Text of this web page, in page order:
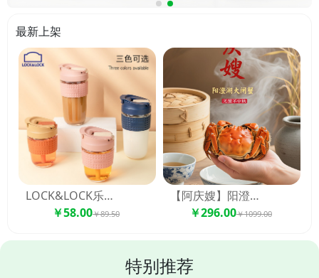
最新上架
LOCK&LOCK乐扣乐扣啵啵杯LLG613 350ml
￥58.00￥89.50
【阿庆嫂】阳澄湖大闸蟹 礼盒 百家连锁 品质保障
￥296.00￥1099.00
特别推荐